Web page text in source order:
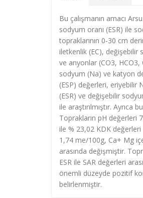
Bu çalışmanın amacı
sodyum oranı (ESR) ile
topraklarının 0-30 cm
iletkenlik (EC),
ve anyonlar (CO3,
sodyum (Na) ve katyon
(ESP) değerleri, eriyebilir
(ESR) ve değişebilir
ile araştırılmıştır.
Toprakların pH değerleri
ile % 23,02 KDK
1,74 me/100g, Ca+ Mg
arasında değişmiştir.
ESR ile SAR değerleri
önemli düzeyde pozitif
belirlenmiştir.